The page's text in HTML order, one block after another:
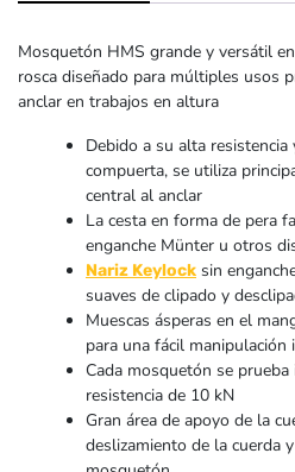
Mosquetón HMS grande y versátil
rosca diseñado para múltiples usos
anclar en trabajos en altura
Debido a su alta
compuerta, se utiliza
central al anclar
La cesta en forma de pera
enganche Münter u otros
Nariz Keylock sin
suaves de clipado y
Muescas ásperas en el
para una fácil manipulación
Cada mosquetón se
resistencia de 10 kN
Gran área de apoyo de la
deslizamiento de la cuerda